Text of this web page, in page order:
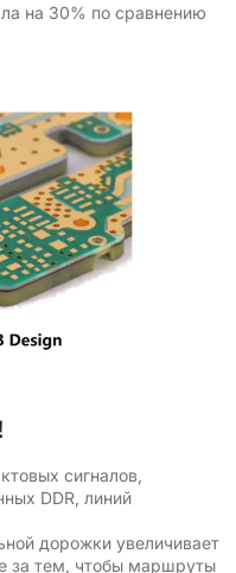
на 30% по сравнению
сигналов,
DDR, линий
дорожки увеличивает
за тем, чтобы маршруты